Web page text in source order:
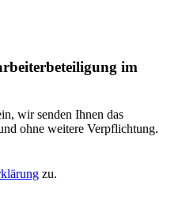
im
wir senden Ihnen das
ohne weitere Verpflichtung.
zu.